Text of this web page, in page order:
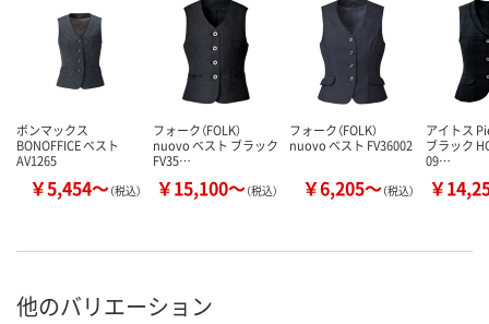
ボンマックス
BONOFFICE ベスト
AV1265
￥5,454～（税込）
フォーク（FOLK）
nuovo ベスト ブラック
FV35…
￥15,100～（税込）
フォーク（FOLK）
nuovo ベスト FV36002
￥6,205～（税込）
アイトス
ブラック
09…
￥
他のバリエーション